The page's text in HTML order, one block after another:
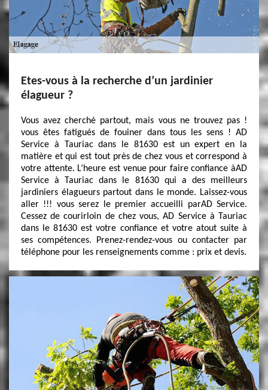
Etes-vous à la recherche d’un jardinier
élagueur ?
Vous avez cherché partout, mais vous ne trouvez pas !
vous êtes fatigués de fouiner dans tous les sens ! AD
Service à Tauriac dans le 81630 est un expert en la
matière et qui est tout près de chez vous et correspond à
votre attente. L’heure est venue pour faire confiance àAD
Service à Tauriac dans le 81630 qui a des meilleurs
jardiniers élagueurs partout dans le monde. Laissez-vous
aller !!! vous serez le premier accueilli parAD Service.
Cessez de courirloin de chez vous, AD Service à Tauriac
dans le 81630 est votre confiance et votre atout suite à
ses compétences. Prenez-rendez-vous ou contacter par
téléphone pour les renseignements comme : prix et devis.